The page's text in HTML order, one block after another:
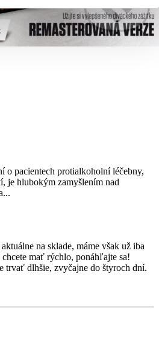
o pacientech protialkoholní léčebny,
je hlubokým zamyšlením nad
na sklade, máme však už iba
mať rýchlo, ponáhľajte sa!
trvať dlhšie, zvyčajne do štyroch dní.